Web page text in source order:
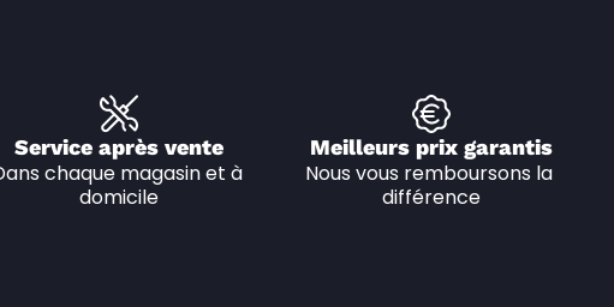
Service après vente
chaque magasin et à
domicile
Meilleurs prix garantis
Nous vous remboursons la
différence